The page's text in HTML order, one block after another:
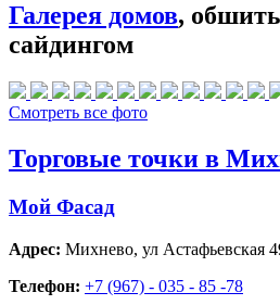
Галерея домов,
сайдингом
Смотреть все фото
Торговые точки в
Мой Фасад
Адрес: Михнево, ул Астафьевская
Телефон: +7 (967) - 035 - 85 -78